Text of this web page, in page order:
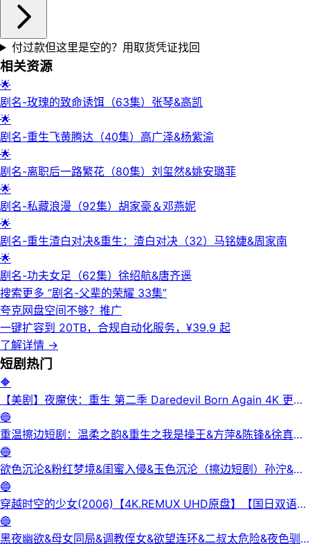
付过款但这里是空的？用取货凭证找回
相关资源
🌟
剧名-玫瑰的致命诱饵（63集）张琴&高凯
🌟
剧名-重生飞黄腾达（40集）高广泽&杨紫渝
🌟
剧名-离职后一路繁花（80集）刘玺然&姚安璐菲
🌟
剧名-私藏浪漫（92集）胡家豪＆邓燕妮
🌟
剧名-重生渣白对决&重生：渣白对决（32）马铭婕&周家南
🌟
剧名-功夫女足（62集）徐绍航&唐齐遥
搜索更多 “剧名-父辈的荣耀 33集”
夸克网盘空间不够？ 推广
一键扩容到 20TB，合规自动化服务，¥39.9 起
了解详情 →
短剧 热门
🔶
【美剧】夜魔侠：重生 第二季 Daredevil Born Again 4K 更新
3集
🔵
重温擦边短剧：温柔之韵&重生之我是操王&方萍&陈锋&徐真真
&老刘又胖啦&刘倩宇
🔵
欲色沉沦&粉红梦境&闺蜜入侵&玉色沉沦（擦边短剧）孙泞&王
正洁
🔵
穿越时空的少女(2006)【4K.REMUX UHD原盘】【国日双语】
【中文字幕】【爱情/科幻】
🔵
黑夜幽欲&母女同局&调教侄女&欲望连环&二叔太危险&夜色驯